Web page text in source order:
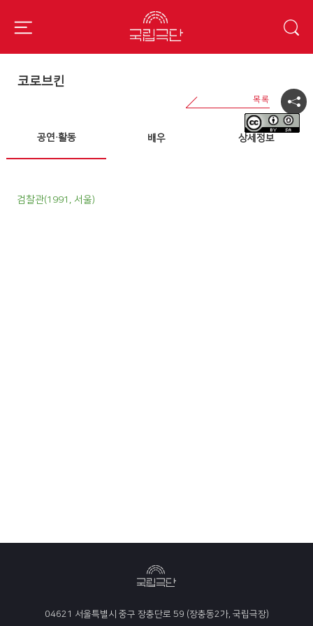
코로브킨
공연·활동 배우 상세정보
검찰관(1991, 서울)
04621 서울특별시 중구 장충단로 59 (장충동2가, 국립극장)